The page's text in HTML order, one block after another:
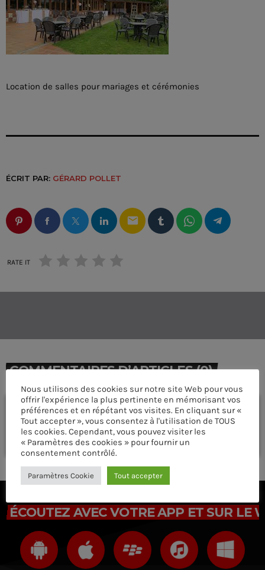
Location de salles pour mariages et cérémonies
ÉCRIT PAR: GÉRARD POLLET
email
RATE IT
COMMENTAIRES D’ARTICLES (0)
Laisser une réponse
Vous devez être connecté pour ajouter un commentaire.
Connectez-vous maintenant
ÉCOUTEZ AVEC VOTRE APP ET SUR LE
Nous utilisons des cookies sur notre site Web pour vous
offrir l'expérience la plus pertinente en mémorisant vos
préférences et en répétant vos visites. En cliquant sur «
Tout accepter », vous consentez à l'utilisation de TOUS
les cookies. Cependant, vous pouvez visiter les
« Paramètres des cookies » pour fournir un
consentement contrôlé.
Paramètres Cookie Tout accepter